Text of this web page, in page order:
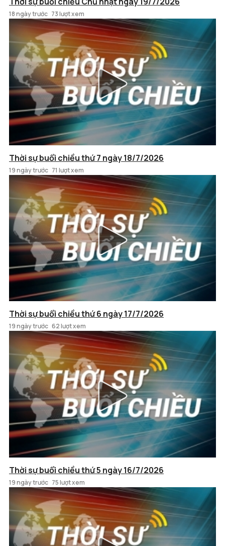
18 ngày trước 73 lượt xem
Thời sự buổi chiều thứ 7 ngày 18/7/2026
19 ngày trước 71 lượt xem
Thời sự buổi chiều thứ 6 ngày 17/7/2026
19 ngày trước 62 lượt xem
Thời sự buổi chiều thứ 5 ngày 16/7/2026
19 ngày trước 75 lượt xem